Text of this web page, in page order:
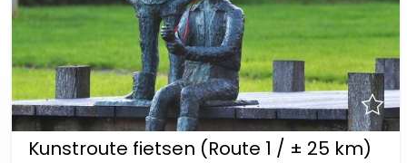
Kunstroute fietsen (Route 1 / ± 25 km)